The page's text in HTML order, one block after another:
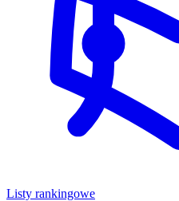
Listy rankingowe